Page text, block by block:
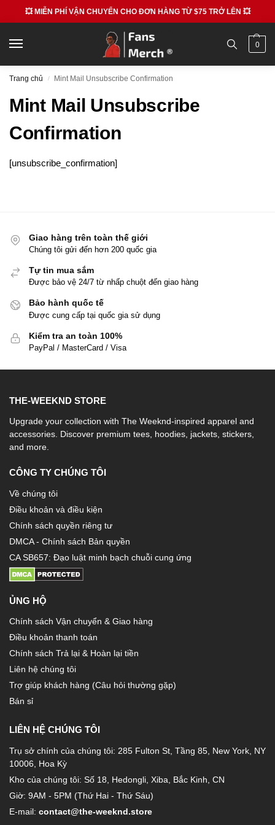
💥 MIỄN PHÍ VẬN CHUYỂN CHO ĐƠN HÀNG TỪ $75 TRỞ LÊN 💥
0
Trang chủ / Mint Mail Unsubscribe Confirmation
Mint Mail Unsubscribe
Confirmation
[unsubscribe_confirmation]
Giao hàng trên toàn thế giới
Chúng tôi gửi đến hơn 200 quốc gia
Tự tin mua sắm
Được bảo vệ 24/7 từ nhấp chuột đến giao hàng
Bảo hành quốc tế
Được cung cấp tại quốc gia sử dụng
Kiểm tra an toàn 100%
PayPal / MasterCard / Visa
THE-WEEKND STORE
Upgrade your collection with The Weeknd-inspired apparel and
accessories. Discover premium tees, hoodies, jackets, stickers,
and more.
CÔNG TY CHÚNG TÔI
Về chúng tôi
Điều khoản và điều kiện
Chính sách quyền riêng tư
DMCA - Chính sách Bản quyền
CA SB657: Đạo luật minh bạch chuỗi cung ứng
ỦNG HỘ
Chính sách Vận chuyển & Giao hàng
Điều khoản thanh toán
Chính sách Trả lại & Hoàn lại tiền
Liên hệ chúng tôi
Trợ giúp khách hàng (Câu hỏi thường gặp)
Bán sỉ
LIÊN HỆ CHÚNG TÔI
Trụ sở chính của chúng tôi: 285 Fulton St, Tầng 85, New York, NY
10006, Hoa Kỳ
Kho của chúng tôi: Số 18, Hedongli, Xiba, Bắc Kinh, CN
Giờ: 9AM - 5PM (Thứ Hai - Thứ Sáu)
E-mail: contact@the-weeknd.store